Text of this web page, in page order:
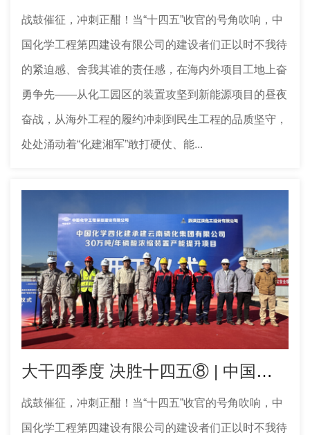
战鼓催征，冲刺正酣！当“十四五”收官的号角吹响，中
国化学工程第四建设有限公司的建设者们正以时不我待
的紧迫感、舍我其谁的责任感，在海内外项目工地上奋
勇争先——从化工园区的装置攻坚到新能源项目的昼夜
奋战，从海外工程的履约冲刺到民生工程的品质坚守，
处处涌动着“化建湘军”敢打硬仗、能...
大干四季度 决胜十四五⑧ | 中国化学工程四化建多个工程项目取得新进展
战鼓催征，冲刺正酣！当“十四五”收官的号角吹响，中
国化学工程第四建设有限公司的建设者们正以时不我待